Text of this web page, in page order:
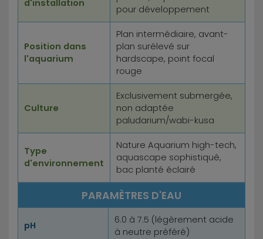
d'installation
pour développement
Position dans
l'aquarium
Plan intermédiaire, avant-
plan surélevé sur
hardscape, point focal
rouge
Culture
Exclusivement submergée,
non adaptée
paludarium/wabi-kusa
Type
d'environnement
Nature Aquarium high-tech,
aquascape sophistiqué,
bac planté éclairé
PARAMÈTRES D'EAU
pH
6.0 à 7.5 (légèrement acide
à neutre préféré)